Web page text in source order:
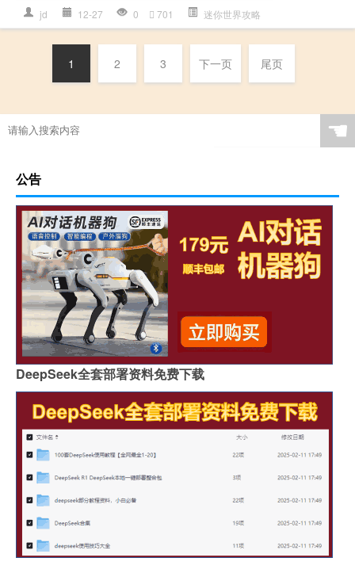
jd 12-27 0 701 迷你世界攻略
1 2 3 下一页 尾页
☚
公告
DeepSeek全套部署资料免费下载